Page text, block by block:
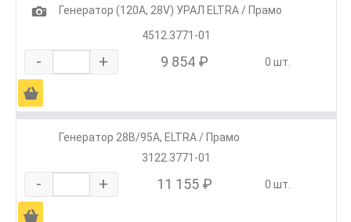
1
Генератор (120А, 28V) УРАЛ ELTRA / Прамо
4512.3771-01
- + 9 854 ₽ 0 шт.
Ä
Генератор 28В/95А, ELTRA / Прамо
3122.3771-01
- + 11 155 ₽ 0 шт.
Ä